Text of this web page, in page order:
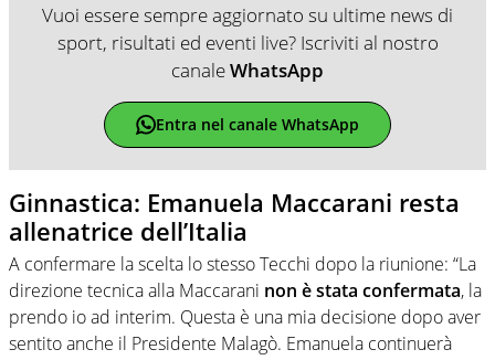
Vuoi essere sempre aggiornato su ultime news di
sport, risultati ed eventi live? Iscriviti al nostro
canaleWhatsApp
Entra nel canale WhatsApp
Ginnastica: Emanuela Maccarani resta
allenatrice dell’Italia
A confermare la scelta lo stesso Tecchi dopo la riunione: “La
direzione tecnica alla Maccarani non è stata confermata, la
prendo io ad interim. Questa è una mia decisione dopo aver
sentito anche il Presidente Malagò. Emanuela continuerà